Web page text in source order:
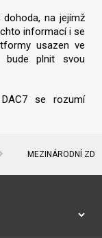
na jejímž
informací i se
usazen ve
plnit svou
se rozumí
MEZINÁRODNÍ